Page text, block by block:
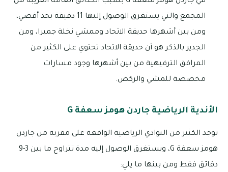
المجمع والتي يستغرق الوصول إليها 11 دقيقة بحد أقصي،
ومن بين أشهرها حديقة الاتحاد وممشي نخلة جميرا، ومن
الجدير بالذكر هو أن حديقة الاتحاد تحتوي على الكثير من
المرافق الترفيهية من بين أشهرها وجود مسارات
مخصصة للمشي والركض.
الأندية الرياضية جاردن هومز سعفة G
توجد الكثير من النوادي الرياضية الواقعة على مقربة من جاردن
هومز سعفة G، ويستغرق الوصول إليه مدة تتراوح ما بين 3-9
دقائق فقط ومن بينها ما يلي: